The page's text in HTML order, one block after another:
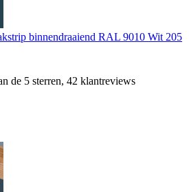
binnendraaiend RAL 9010 Wit 205
de 5 sterren, 42 klantreviews